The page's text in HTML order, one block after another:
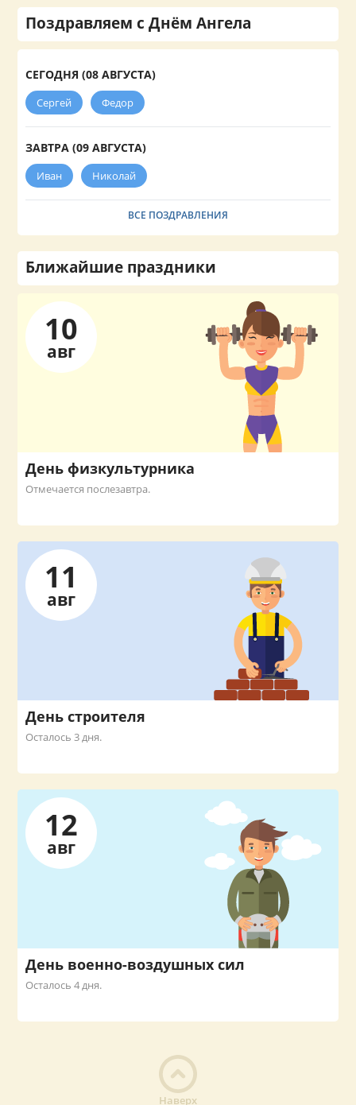
Поздравляем с Днём Ангела
СЕГОДНЯ (08 АВГУСТА)
Сергей Федор
ЗАВТРА (09 АВГУСТА)
Иван Николай
ВСЕ ПОЗДРАВЛЕНИЯ
Ближайшие праздники
10
авг
День физкультурника
Отмечается послезавтра.
11
авг
День строителя
Осталось 3 дня.
12
авг
День военно-воздушных сил
Осталось 4 дня.
Наверх